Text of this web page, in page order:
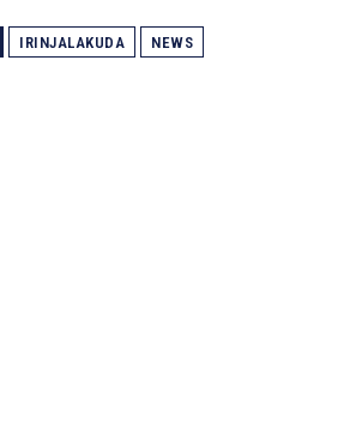
IRINJALAKUDA NEWS